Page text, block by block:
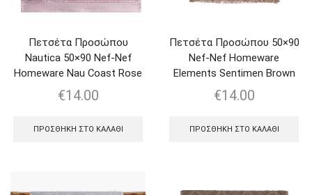
Πετσέτα Προσώπου
Nautica 50×90 Nef-Nef
Homeware Nau Coast Rose
€14.00
ΠΡΟΣΘΉΚΗ ΣΤΟ ΚΑΛΆΘΙ
Πετσέτα Προσώπου 50×90
Nef-Nef Homeware
Elements Sentimen Brown
€14.00
ΠΡΟΣΘΉΚΗ ΣΤΟ ΚΑΛΆΘΙ